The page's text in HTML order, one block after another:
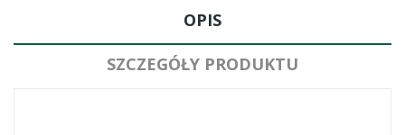
OPIS
SZCZEGÓŁY PRODUKTU